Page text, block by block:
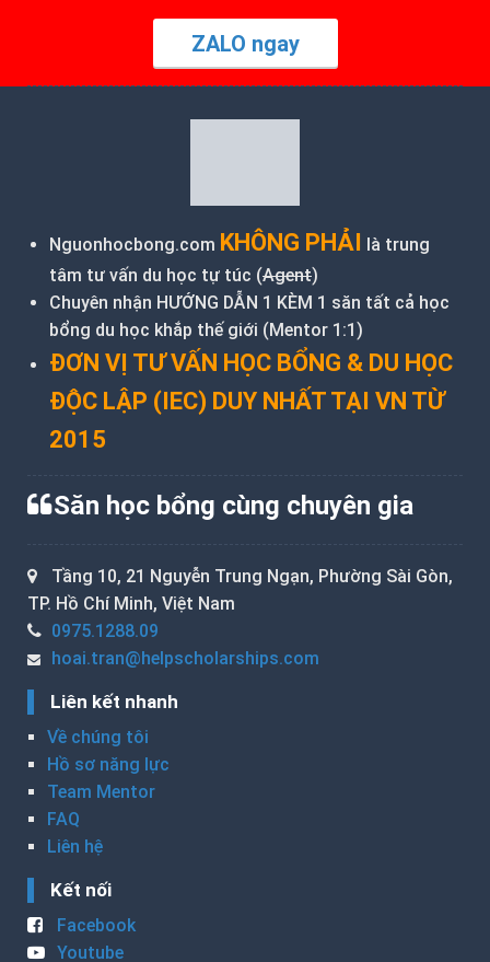
ZALO ngay
Nguonhocbong.com KHÔNG PHẢI là trung
tâm tư vấn du học tự túc (Agent)
Chuyên nhận HƯỚNG DẪN 1 KÈM 1 săn tất cả học
bổng du học khắp thế giới (Mentor 1:1)
ĐƠN VỊ TƯ VẤN HỌC BỔNG & DU HỌC
ĐỘC LẬP (IEC) DUY NHẤT TẠI VN TỪ
2015
Săn học bổng cùng chuyên gia
Tầng 10, 21 Nguyễn Trung Ngạn, Phường Sài Gòn,
TP. Hồ Chí Minh, Việt Nam
0975.1288.09
hoai.tran@helpscholarships.com
Liên kết nhanh
Về chúng tôi
Hồ sơ năng lực
Team Mentor
FAQ
Liên hệ
Kết nối
Facebook
Youtube